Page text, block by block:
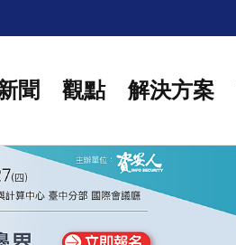
聞 觀點 解決方案